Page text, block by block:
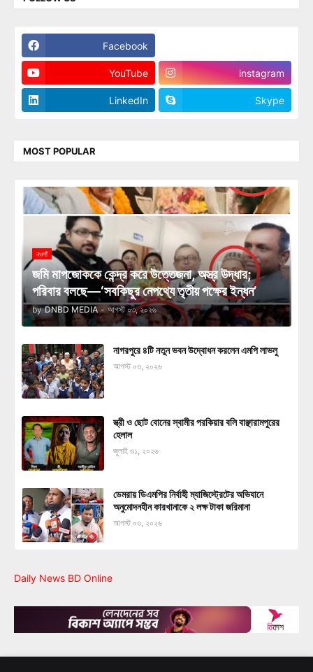
Facebook
YouTube instagram
LinkedIn Skype
MOST POPULAR
নওগাঁ
জমি মাপজোককে কেন্দ্র করে উত্তেজনা, অস্ত্র উদ্ধার;
পরিবার বলছে—‘সবকিছুর নেপথ্যে তৃতীয় পক্ষের ইন্ধন’
by DNBD MEDIA - আগস্ট ০৩, ২০২৬
নাগরপুরে ৪টি নতুন ভবন উদ্বোধন করলেন এমপি লাভলু
আগস্ট ০৩, ২০২৬
স্ত্রী ও ছোট বোনের স্বামীর পরকিয়ার বলি বাঞ্ছারামপুরের
হেলাল
জুলাই ৩১, ২০২৬
ডেমরায় ডিএমপির নির্বাহী ম্যাজিস্ট্রেটের অভিযানে
অনুমোদনহীন কারখানাকে ২ লক্ষ টাকা জরিমানা
আগস্ট ০৩, ২০২৬
Daily News BD Online